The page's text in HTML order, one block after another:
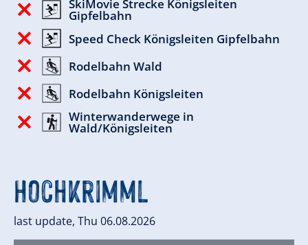
SkiMovie Strecke Königsleiten
Gipfelbahn
Speed Check Königsleiten Gipfelbahn
Rodelbahn Wald
Rodelbahn Königsleiten
Winterwanderwege in
Wald/Königsleiten
Hochkrimml
last update, Thu 06.08.2026